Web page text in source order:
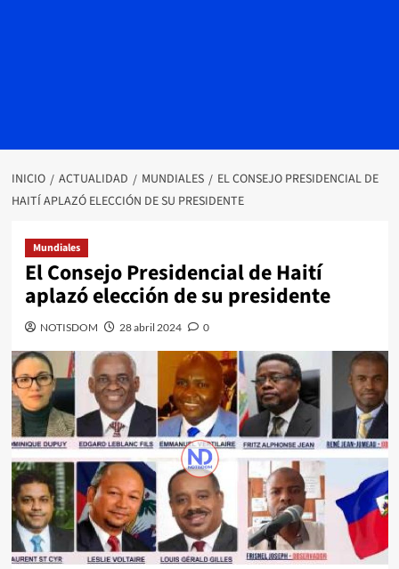
INICIO ACTUALIDAD MUNDIALES
EL CONSEJO PRESIDENCIAL DE
HAITÍ APLAZÓ ELECCIÓN DE SU PRESIDENTE
Mundiales
El Consejo Presidencial de Haití
aplazó elección de su presidente
NOTISDOM 28 abril 2024 0